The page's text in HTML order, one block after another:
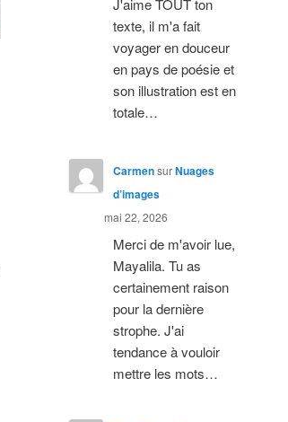
J'aime TOUT ton
texte, il m'a fait
voyager en douceur
en pays de poésie et
son illustration est en
totale…
CarmensurNuages
d’images
mai 22, 2026
Merci de m'avoir lue,
Mayalila. Tu as
certainement raison
pour la dernière
strophe. J'ai
tendance à vouloir
mettre les mots…